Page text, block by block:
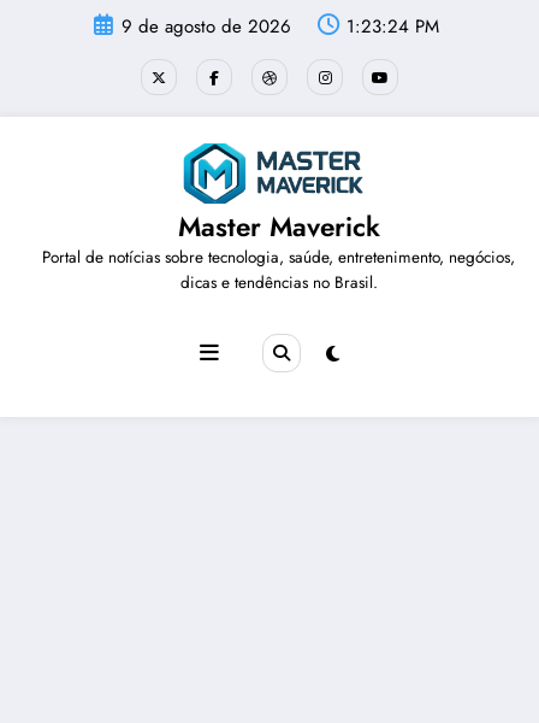
9 de agosto de 2026 1:23:25 PM
Master Maverick
Portal de notícias sobre tecnologia, saúde, entretenimento, negócios,
dicas e tendências no Brasil.